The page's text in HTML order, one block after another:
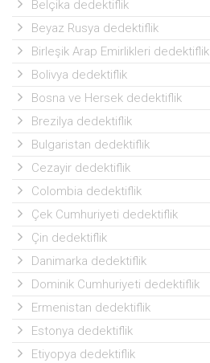
Belçika dedektiflik
Beyaz Rusya dedektiflik
Birleşik Arap Emirlikleri dedektiflik
Bolivya dedektiflik
Bosna ve Hersek dedektiflik
Brezilya dedektiflik
Bulgaristan dedektiflik
Cezayir dedektiflik
Colombia dedektiflik
Çek Cumhuriyeti dedektiflik
Çin dedektiflik
Danimarka dedektiflik
Dominik Cumhuriyeti dedektiflik
Ermenistan dedektiflik
Estonya dedektiflik
Etiyopya dedektiflik